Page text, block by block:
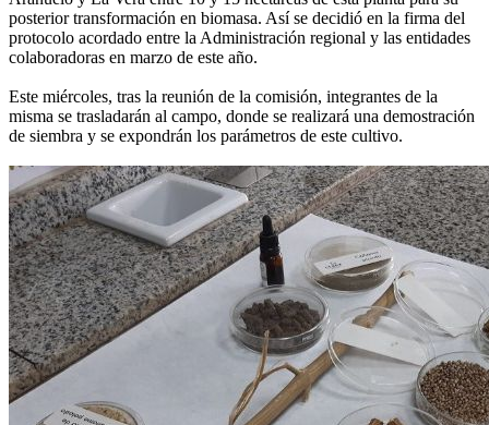
posterior transformación en biomasa. Así se decidió en la firma del
protocolo acordado entre la Administración regional y las entidades
colaboradoras en marzo de este año.
Este miércoles, tras la reunión de la comisión, integrantes de la
misma se trasladarán al campo, donde se realizará una demostración
de siembra y se expondrán los parámetros de este cultivo.